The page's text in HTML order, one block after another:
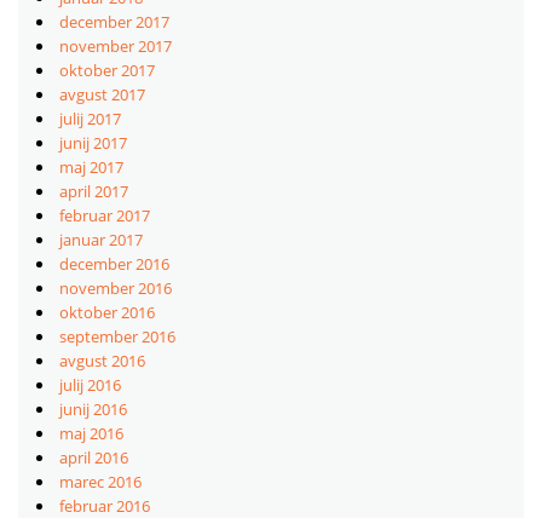
december 2017
november 2017
oktober 2017
avgust 2017
julij 2017
junij 2017
maj 2017
april 2017
februar 2017
januar 2017
december 2016
november 2016
oktober 2016
september 2016
avgust 2016
julij 2016
junij 2016
maj 2016
april 2016
marec 2016
februar 2016